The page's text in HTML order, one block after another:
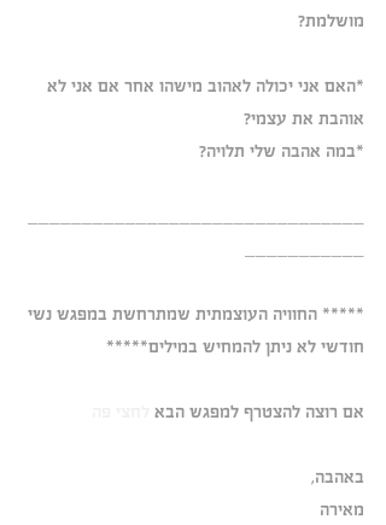
מושלמת?
*האם אני יכולה לאהוב מישהו אחר אם אני לא
אוהבת את עצמי?
*במה אהבה שלי תלויה?
***** החוויה העוצמתית שמתרחשת במפגש נשי
חודשי לא ניתן להמחיש במילים*****
אם רוצה להצטרף למפגש הבא
באהבה,
מאירה